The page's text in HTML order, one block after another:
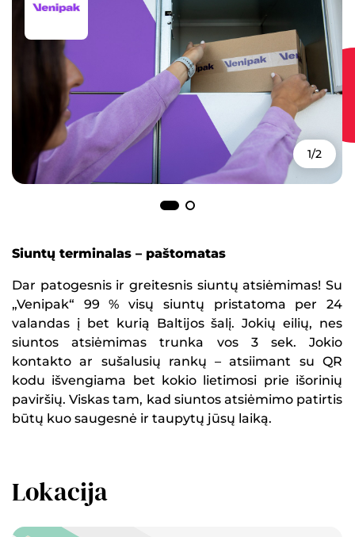
1/2
Siuntų terminalas – paštomatas
Dar patogesnis ir greitesnis siuntų atsiėmimas! Su
„Venipak“ 99 % visų siuntų pristatoma per 24
valandas į bet kurią Baltijos šalį. Jokių eilių, nes
siuntos atsiėmimas trunka vos 3 sek. Jokio
kontakto ar sušalusių rankų – atsiimant su QR
kodu išvengiama bet kokio lietimosi prie išorinių
paviršių. Viskas tam, kad siuntos atsiėmimo patirtis
būtų kuo saugesnė ir taupytų jūsų laiką.
Lokacija